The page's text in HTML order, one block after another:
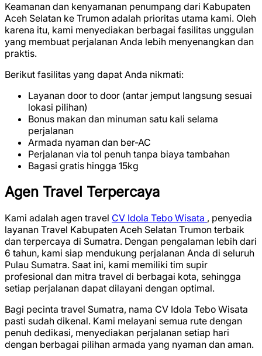
Keamanan dan kenyamanan penumpang dari Kabupaten
Aceh Selatan ke Trumon adalah prioritas utama kami. Oleh
karena itu, kami menyediakan berbagai fasilitas unggulan
yang membuat perjalanan Anda lebih menyenangkan dan
praktis.
Berikut fasilitas yang dapat Anda nikmati:
Layanan door to door (antar jemput langsung sesuai
lokasi pilihan)
Bonus makan dan minuman satu kali selama
perjalanan
Armada nyaman dan ber-AC
Perjalanan via tol penuh tanpa biaya tambahan
Bagasi gratis hingga 15kg
Agen Travel Terpercaya
Kami adalah agen travel CV Idola Tebo Wisata , penyedia
layanan Travel Kabupaten Aceh Selatan Trumon terbaik
dan terpercaya di Sumatra. Dengan pengalaman lebih dari
6 tahun, kami siap mendukung perjalanan Anda di seluruh
Pulau Sumatra. Saat ini, kami memiliki tim supir
profesional dan mitra travel di berbagai kota, sehingga
setiap perjalanan dapat dilayani dengan optimal.
Bagi pecinta travel Sumatra, nama CV Idola Tebo Wisata
pasti sudah dikenal. Kami melayani semua rute dengan
penuh dedikasi, menyediakan perjalanan setiap hari
dengan berbagai pilihan armada yang nyaman dan aman.